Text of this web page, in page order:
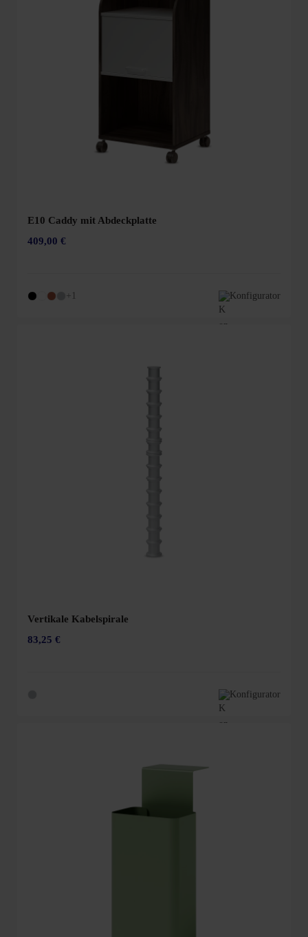
E10 Caddy mit Abdeckplatte
409,00 €
+1 Konfigurator
Vertikale Kabelspirale
83,25 €
Konfigurator